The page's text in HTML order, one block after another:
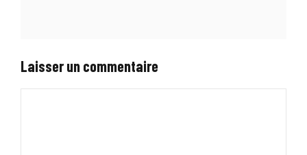
Laisser un commentaire